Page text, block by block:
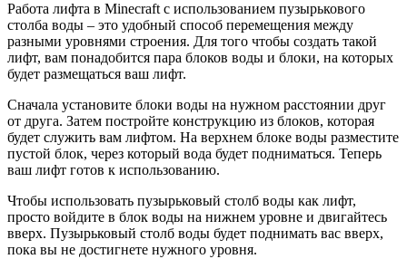
Работа лифта в Minecraft с использованием пузырькового
столба воды – это удобный способ перемещения между
разными уровнями строения. Для того чтобы создать такой
лифт, вам понадобится пара блоков воды и блоки, на которых
будет размещаться ваш лифт.
Сначала установите блоки воды на нужном расстоянии друг
от друга. Затем постройте конструкцию из блоков, которая
будет служить вам лифтом. На верхнем блоке воды разместите
пустой блок, через который вода будет подниматься. Теперь
ваш лифт готов к использованию.
Чтобы использовать пузырьковый столб воды как лифт,
просто войдите в блок воды на нижнем уровне и двигайтесь
вверх. Пузырьковый столб воды будет поднимать вас вверх,
пока вы не достигнете нужного уровня.